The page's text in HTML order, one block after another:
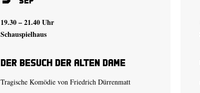
19.30 – 21.40 Uhr
Schauspielhaus
Der Besuch der alten Dame
Tragische Komödie von Friedrich Dürrenmatt